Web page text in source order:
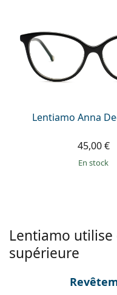
Prada
Toutes les marques
Lentiamo Anna
45,00 €
en stock
Lentiamo
supérieure